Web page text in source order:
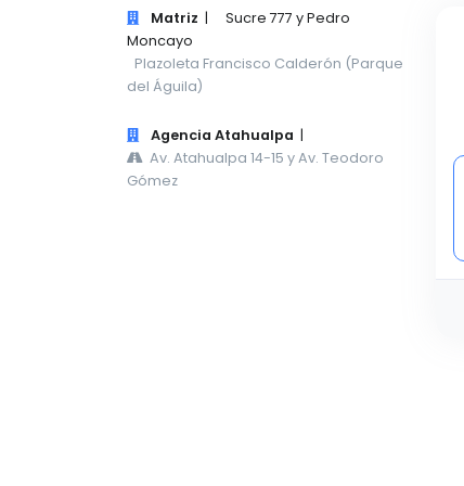
Matriz |
Sucre 777 y Pedro
Moncayo
Plazoleta Francisco Calderón (Parque
del Águila)
Agencia Atahualpa |
Av. Atahualpa 14-15 y Av. Teodoro
Gómez